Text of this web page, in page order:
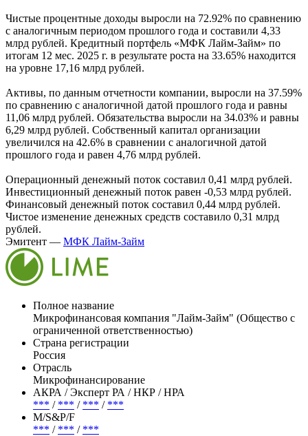
Чистые процентные доходы выросли на 72.92% по сравнению
с аналогичным периодом прошлого года и составили 4,33
млрд рублей. Кредитный портфель «МФК Лайм-Займ» по
итогам 12 мес. 2025 г. в результате роста на 33.65% находится
на уровне 17,16 млрд рублей.
Активы, по данным отчетности компании, выросли на 37.59%
по сравнению с аналогичной датой прошлого года и равны
11,06 млрд рублей. Обязательства выросли на 34.03% и равны
6,29 млрд рублей. Собственный капитал организации
увеличился на 42.6% в сравнении с аналогичной датой
прошлого года и равен 4,76 млрд рублей.
Операционный денежный поток составил 0,41 млрд рублей.
Инвестиционный денежный поток равен -0,53 млрд рублей.
Финансовый денежный поток составил 0,44 млрд рублей.
Чистое изменение денежных средств составило 0,31 млрд
рублей.
Эмитент — МФК Лайм-Займ
Полное название
Микрофинансовая компания "Лайм-Займ" (Общество с
ограниченной ответственностью)
Страна регистрации
Россия
Отрасль
Микрофинансирование
АКРА / Эксперт РА / НКР / НРА
*** / *** / *** / ***
М/S&P/F
*** / *** / ***